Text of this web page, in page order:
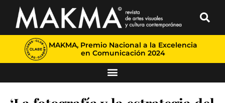
MAKMA, Premio Nacional a la Excelencia
en Comunicación 2024